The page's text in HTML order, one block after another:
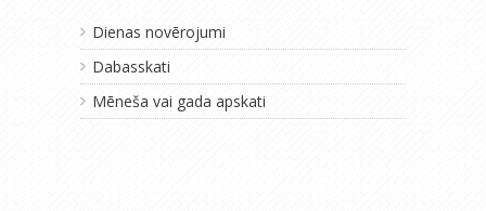
Dienas novērojumi
Dabasskati
Mēneša vai gada apskati